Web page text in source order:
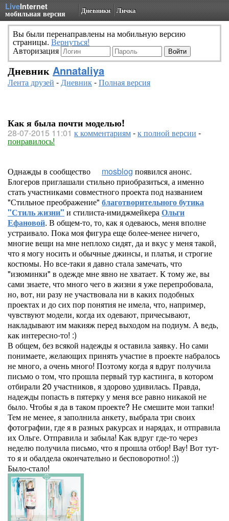
LiveInternet
мобильная версия Дневники Личка
Вы были перенаправлены на мобильную версию
страницы. Вернуться!
Авторизация
Дневник Annataliya
Лента друзей -Дневник-Полная версия
Как я была почти моделью!
28-07-2015 11:01 к комментариям-к полной версии -
понравилось!
Однажды в сообщество mosblog появился анонс.
Блогеров приглашали стильно приобразиться, а именно
стать участниками совместного проекта под названием
"Стильное преображение" благотворительного бутика
"Стиль жизни" и стилиста-имиджмейкераОльги
Ефановой. В общем-то, то, как я одеваюсь, меня вполне
устраивало. Пока моя фигура еще более-менее ничего,
многие вещи на мне неплохо сидят, да и вкус у меня такой,
что я могу носить и обычные джинсы, и платья, и строгие
костюмы. Но все-таки я давно стала замечать, что
"изюминки" в одежде мне явно не хватает. К тому же, вы
сами знаете, что много чего в жизни я уже перепробовала,
но, вот, ни разу не участвовала ни в каких подобных
проектах и до сих пор понятия не имела, что, например,
чувствуют модели, когда их одевают, причесывают,
накладывают им макияж перед выходом на подиум. А ведь,
как интересно-то! :)
В общем, без всякой надежды я оставила заявку. Но сами
понимаете, желающих принять участие в проекте набралось
не много, а очень много! Поэтому когда я вдруг получила
письмо о том, что прошла первый тур кастинга, в котором
отбирали 20 участников, я здорово удивилась. Правда,
надежды попасть в пятерку у меня все равно никакой не
было. Чтобы я да в таком проекте? Не смешите мои тапки!
Тем не менее, я заполнила анкету, выбрала три своих
фотографии, где я в разных ракурсах и нарядах, и отправила
их Ольге. Отправила и забыла! Как вдруг где-то через
неделю получила письмо, что я прошла отбор! Вау! Вот тут-
то я и обалдела окончательно и бесповоротно! :))
Было-стало!